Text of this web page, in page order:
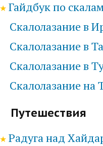
Гайдбук по
Скалолазание в
Скалолазание в
Скалолазание в
Скалолазание на
Путешествия
Радуга над